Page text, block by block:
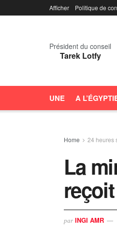
Afficher Politique de
Président du conseil
Tarek Lotfy
UNE A
Home 24 heures
La
par INGI AMR